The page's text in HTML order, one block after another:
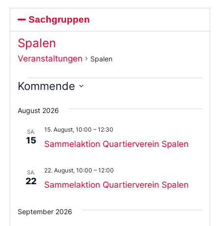
Sachgruppen
Spalen
Veranstaltungen Spalen
Kommende
Sie
das
aus.
August 2026
SA.
15 Sammelaktion Quartierverein Spalen
15. August, 10:00 – 12:30
SA.
22 Sammelaktion Quartierverein Spalen
22. August, 10:00 – 12:00
September 2026